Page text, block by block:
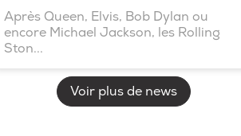
Après Queen, Elvis, Bob Dylan ou
encore Michael Jackson, les Rolling
Ston...
Voir plus de news